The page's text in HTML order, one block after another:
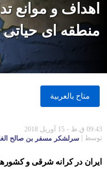
اهداف و موانع
منطقه ای حیاتی
متاح بالعربية
09:43 ق.ظ - 15 آوریل 2018
توسط
سرلشکر مسفر بن صالح
ایران در کرانه شرقی و